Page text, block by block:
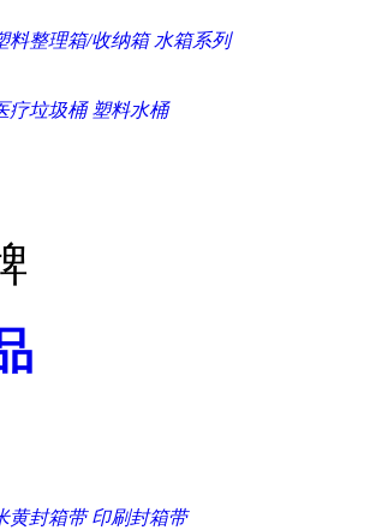
料整理箱/收纳箱 水箱系列
疗垃圾桶 塑料水桶
黄封箱带 印刷封箱带